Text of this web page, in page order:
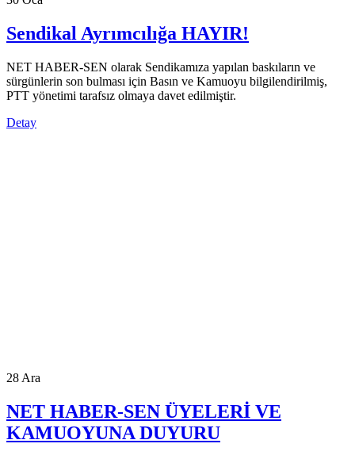
Sendikal Ayrımcılığa HAYIR!
NET HABER-SEN olarak Sendikamıza yapılan baskıların ve
sürgünlerin son bulması için Basın ve Kamuoyu bilgilendirilmiş,
PTT yönetimi tarafsız olmaya davet edilmiştir.
Detay
28 Ara
NET HABER-SEN ÜYELERİ VE
KAMUOYUNA DUYURU